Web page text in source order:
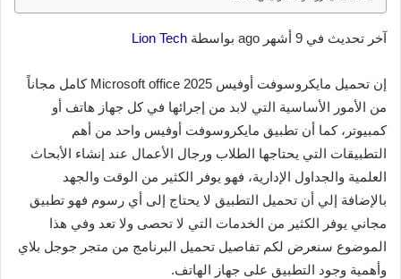
آخر تحديث في 9 أشهر ago بواسطة Lion Tech
إن تحميل مايكروسوفت أوفيس 2025 Microsoft office كامل مجاناً
من الأمور الأساسية التي لابد من إجرائها في كل جهاز هاتف أو
كمبيوتر، كما أن تطبيق مايكروسوفت أوفيس واحد من أهم
التطبيقات التي يحتاجها الطلاب ورجال الأعمال عند إنشاء الأبحاث
العلمية والجداول الإدارية، فهو يوفر الكثير من الوقت والجهد
بالإضافة إلي أن تحميل التطبيق لا يحتاج إلى أي رسوم فهو تطبيق
مجاني يوفر الكثير من الخدمات التي لا تحصى ولا تعد وفي هذا
الموضوع سنعرض لكم تفاصيل تحميل البرنامج من متجر جوجل بلاي
وأهمية وجود التطبيق على جهاز الهاتف.